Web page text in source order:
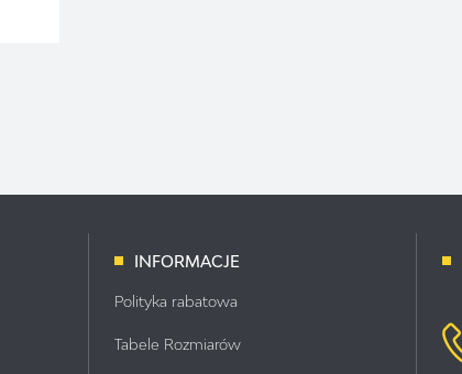
INFORMACJE
Polityka rabatowa
Tabele Rozmiarów